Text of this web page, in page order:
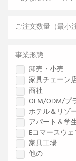
ご注文数量（最小
卸売・小売
家具チェーン
商社
OEM/ODM/プ
ホテル＆リゾ
アパート＆学
Eコマースウ
家具工場
他の
事業形態